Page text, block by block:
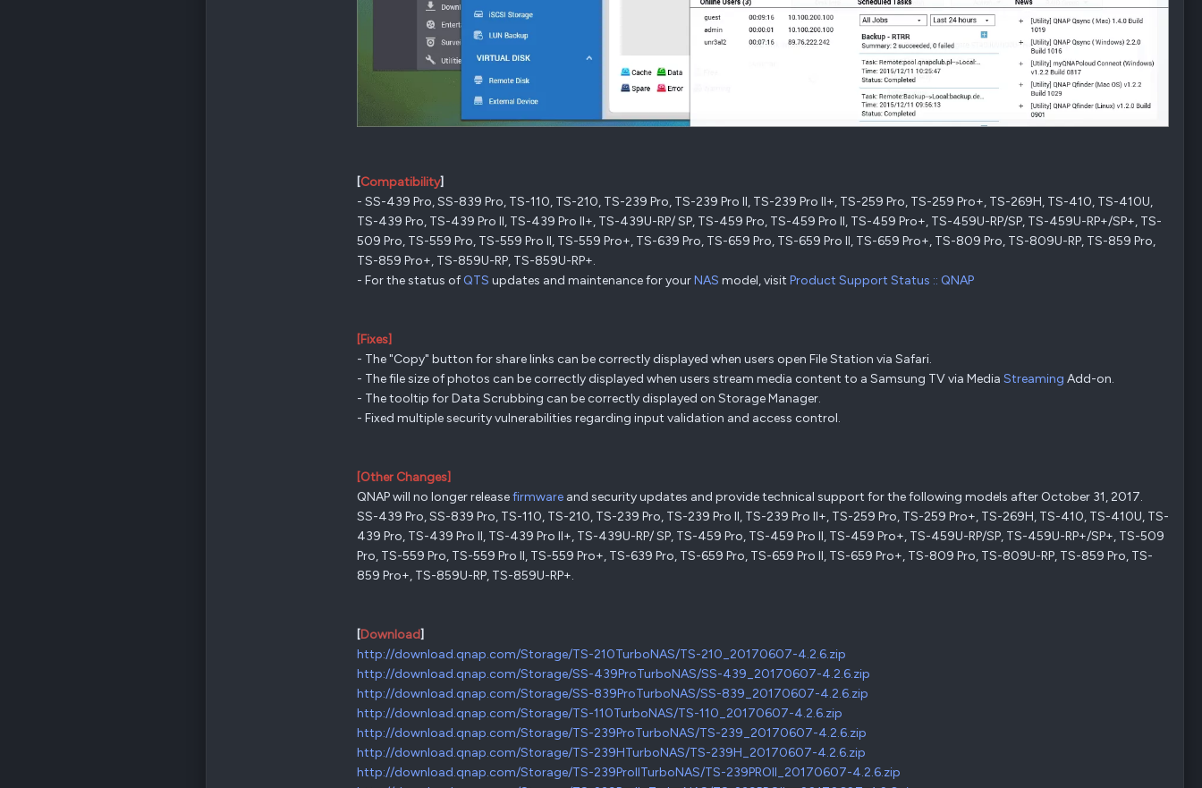
[Compatibility]
- SS-439 Pro, SS-839 Pro, TS-110, TS-210, TS-239 Pro, TS-239 Pro II, TS-239 Pro II+, TS-259 Pro, TS-259 Pro+, TS-269H, TS-410, TS-410U,
TS-439 Pro, TS-439 Pro II, TS-439 Pro II+, TS-439U-RP/ SP, TS-459 Pro, TS-459 Pro II, TS-459 Pro+, TS-459U-RP/SP, TS-459U-RP+/SP+, TS-
509 Pro, TS-559 Pro, TS-559 Pro II, TS-559 Pro+, TS-639 Pro, TS-659 Pro, TS-659 Pro II, TS-659 Pro+, TS-809 Pro, TS-809U-RP, TS-859 Pro,
TS-859 Pro+, TS-859U-RP, TS-859U-RP+.
- For the status of QTS updates and maintenance for yourNAS model, visit Product Support Status :: QNAP
[Fixes]
- The "Copy" button for share links can be correctly displayed when users open File Station via Safari.
- The file size of photos can be correctly displayed when users stream media content to a Samsung TV via Media Streaming Add-on.
- The tooltip for Data Scrubbing can be correctly displayed on Storage Manager.
- Fixed multiple security vulnerabilities regarding input validation and access control.
[Other Changes]
QNAP will no longer releasefirmware and security updates and provide technical support for the following models after October 31, 2017.
SS-439 Pro, SS-839 Pro, TS-110, TS-210, TS-239 Pro, TS-239 Pro II, TS-239 Pro II+, TS-259 Pro, TS-259 Pro+, TS-269H, TS-410, TS-410U, TS-
439 Pro, TS-439 Pro II, TS-439 Pro II+, TS-439U-RP/ SP, TS-459 Pro, TS-459 Pro II, TS-459 Pro+, TS-459U-RP/SP, TS-459U-RP+/SP+, TS-509
Pro, TS-559 Pro, TS-559 Pro II, TS-559 Pro+, TS-639 Pro, TS-659 Pro, TS-659 Pro II, TS-659 Pro+, TS-809 Pro, TS-809U-RP, TS-859 Pro, TS-
859 Pro+, TS-859U-RP, TS-859U-RP+.
[Download]
http://download.qnap.com/Storage/TS-210TurboNAS/TS-210_20170607-4.2.6.zip
http://download.qnap.com/Storage/SS-439ProTurboNAS/SS-439_20170607-4.2.6.zip
http://download.qnap.com/Storage/SS-839ProTurboNAS/SS-839_20170607-4.2.6.zip
http://download.qnap.com/Storage/TS-110TurboNAS/TS-110_20170607-4.2.6.zip
http://download.qnap.com/Storage/TS-239ProTurboNAS/TS-239_20170607-4.2.6.zip
http://download.qnap.com/Storage/TS-239HTurboNAS/TS-239H_20170607-4.2.6.zip
http://download.qnap.com/Storage/TS-239ProIITurboNAS/TS-239PROII_20170607-4.2.6.zip